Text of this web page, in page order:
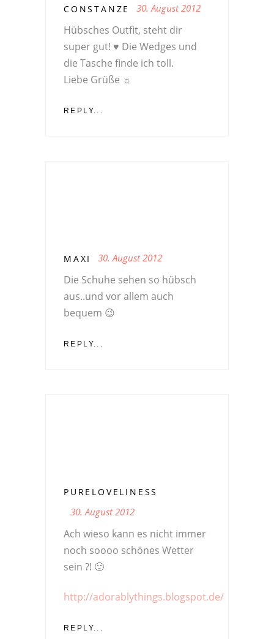
CONSTANZE 30. August 2012
Hübsches Outfit, steht dir
super gut! ♥ Die Wedges und
die Tasche finde ich toll.
Liebe Grüße ☼
REPLY...
MAXI 30. August 2012
Die Schuhe sehen so hübsch
aus..und vor allem auch
bequem 😉
REPLY...
PURELOVELINESS
30. August 2012
Ach wieso kann es nicht immer
noch soooo schönes Wetter
sein ?! 🙁
http://adorablythings.blogspot.de/
REPLY...